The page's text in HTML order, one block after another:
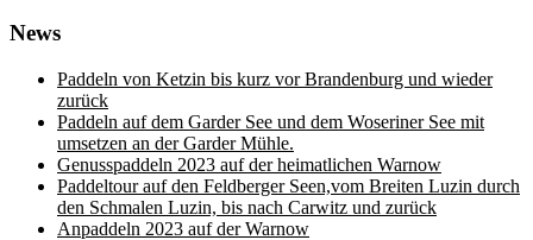
News
Paddeln von Ketzin bis kurz vor Brandenburg und wieder
zurück
Paddeln auf dem Garder See und dem Woseriner See mit
umsetzen an der Garder Mühle.
Genusspaddeln 2023 auf der heimatlichen Warnow
Paddeltour auf den Feldberger Seen,vom Breiten Luzin durch
den Schmalen Luzin, bis nach Carwitz und zurück
Anpaddeln 2023 auf der Warnow